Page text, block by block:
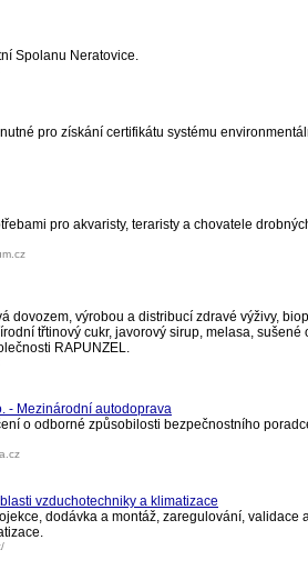
Spolanu Neratovice.
pro získání certifikátu systému
pro akvaristy, teraristy a chovatele
dovozem, výrobou a distribucí zdravé výživy,
třtinový cukr, javorový sirup, melasa, sušené
RAPUNZEL.
- Mezinárodní autodoprava
o odborné způsobilosti bezpečnostního
vzduchotechniky a klimatizace
dodávka a montáž, zaregulování, validace